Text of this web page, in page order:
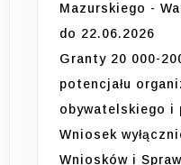
Mazurskiego -
do 22.06.2026
Granty 20 000-
potencjału
obywatelskiego i
Wniosek
Wniosków i